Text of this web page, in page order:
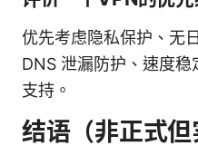
优先考虑隐私保护、无
DNS 泄漏防护、速度
支持。
结语（非正式但